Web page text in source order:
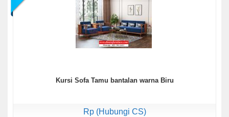
Kursi Sofa Tamu bantalan warna Biru
Rp (Hubungi CS)